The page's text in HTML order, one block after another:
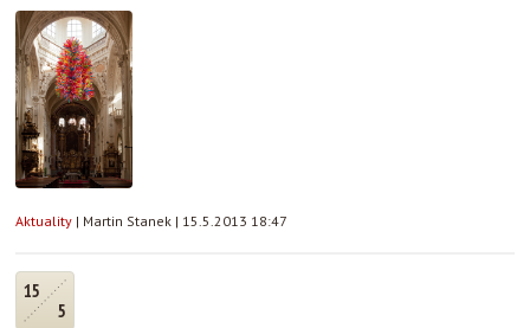
Aktuality | Martin Stanek | 15.5.2013 18:47
15
5